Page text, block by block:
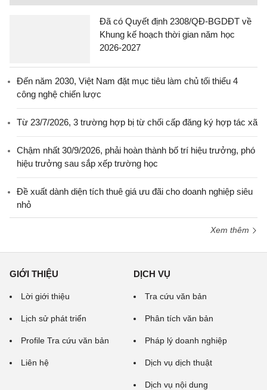
Đã có Quyết định 2308/QĐ-BGDĐT về
Khung kế hoạch thời gian năm học
2026-2027
Đến năm 2030, Việt Nam đặt mục tiêu làm chủ tối thiểu 4
công nghệ chiến lược
Từ 23/7/2026, 3 trường hợp bị từ chối cấp đăng ký hợp tác xã
Chậm nhất 30/9/2026, phải hoàn thành bố trí hiệu trưởng, phó
hiệu trưởng sau sắp xếp trường học
Đề xuất dành diện tích thuê giá ưu đãi cho doanh nghiệp siêu
nhỏ
Xem thêm
GIỚI THIỆU
Lời giới thiệu
Lịch sử phát triển
Profile Tra cứu văn bản
Liên hệ
DỊCH VỤ
Tra cứu văn bản
Phân tích văn bản
Pháp lý doanh nghiệp
Dịch vụ dịch thuật
Dịch vụ nội dung